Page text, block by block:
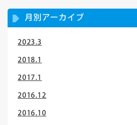
月別アーカイブ
2023.3
2018.1
2017.1
2016.12
2016.10